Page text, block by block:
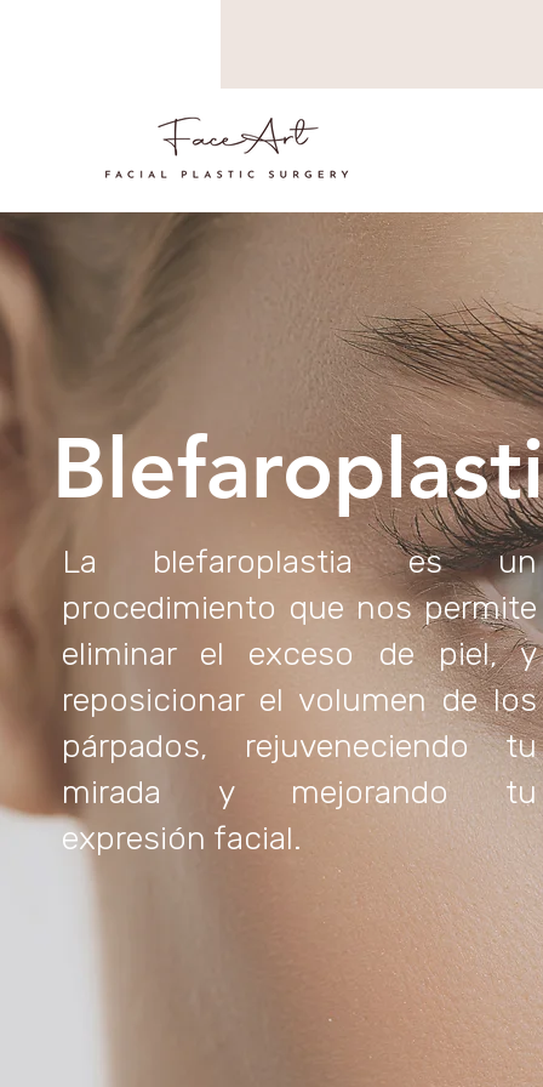
La blefaroplastia es un
procedimiento que nos permite
eliminar el exceso de piel, y
reposicionar el volumen de los
párpados, rejuveneciendo tu
mirada y mejorando tu
expresión facial.